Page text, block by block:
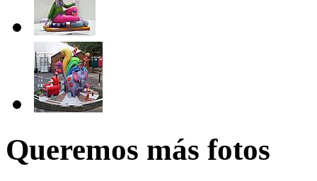
Queremos más fotos